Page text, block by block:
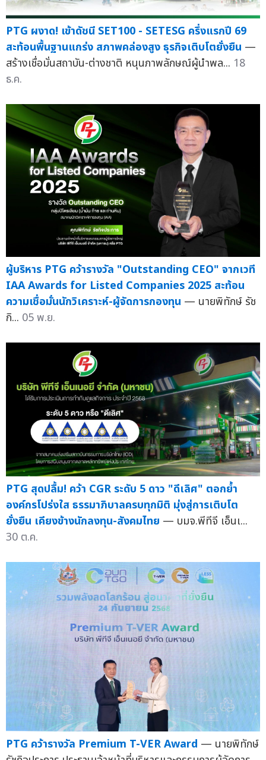
PTG ผงาด! เข้าดัชนี SET100 - SETESG ครึ่งแรกปี 69
สะท้อนพื้นฐานแกร่ง สภาพคล่องสูง ธุรกิจเติบโตยั่งยืน —
สร้างเชื่อมั่นสถาบัน-ต่างชาติ หนุนภาพลักษณ์ผู้นำพล... 18
ธ.ค.
ผู้บริหาร PTG คว้ารางวัล "Outstanding CEO" จากเวที
IAA Awards for Listed Companies 2025 สะท้อน
ความเชื่อมั่นนักวิเคราะห์-ผู้จัดการกองทุน — นายพิทักษ์ รัช
กิ... 05 พ.ย.
PTG สุดปลื้ม! คว้า CGR ระดับ 5 ดาว "ดีเลิศ" ตอกย้ำ
องค์กรโปร่งใส ธรรมาภิบาลครบทุกมิติ มุ่งสู่การเติบโต
ยั่งยืน เคียงข้างนักลงทุน-สังคมไทย — บมจ.พีทีจี เอ็นเ...
30 ต.ค.
PTG คว้ารางวัล Premium T-VER Award — นายพิทักษ์